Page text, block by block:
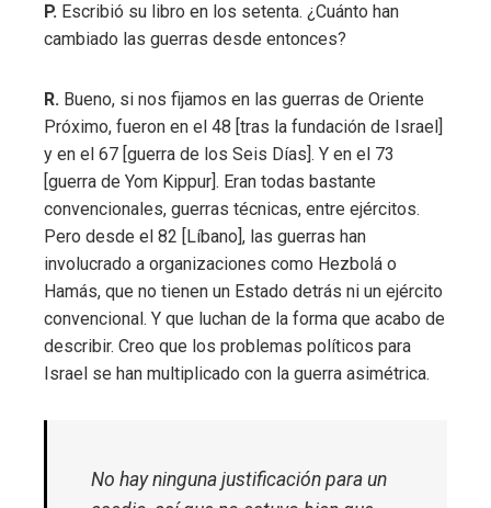
P. Escribió su libro en los setenta. ¿Cuánto han
cambiado las guerras desde entonces?
R. Bueno, si nos fijamos en las guerras de Oriente
Próximo, fueron en el 48 [tras la fundación de Israel]
y en el 67 [guerra de los Seis Días]. Y en el 73
[guerra de Yom Kippur]. Eran todas bastante
convencionales, guerras técnicas, entre ejércitos.
Pero desde el 82 [Líbano], las guerras han
involucrado a organizaciones como Hezbolá o
Hamás, que no tienen un Estado detrás ni un ejército
convencional. Y que luchan de la forma que acabo de
describir. Creo que los problemas políticos para
Israel se han multiplicado con la guerra asimétrica.
No hay ninguna justificación para un